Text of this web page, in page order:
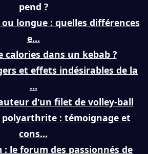
pend ?
longue : quelles différences
e...
calories dans un kebab ?
et effets indésirables de la
...
d'un filet de volley-ball
polyarthrite : témoignage et
cons...
le forum des passionnés de